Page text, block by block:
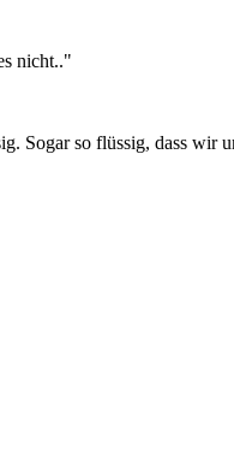
nicht.."
Sogar so flüssig, dass wir